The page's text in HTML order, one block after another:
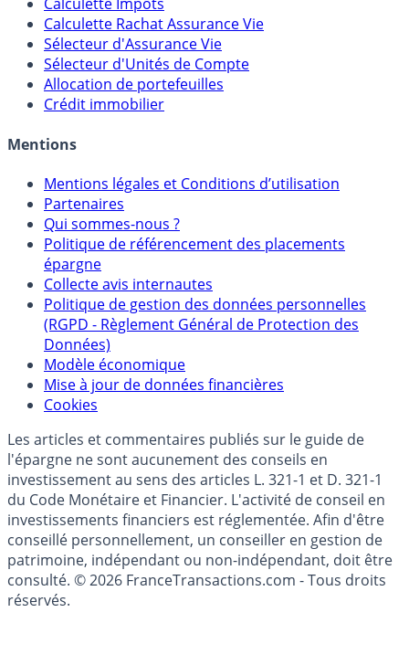
Calculateur d'intérêts
Calculette Impôts
Calculette Rachat Assurance Vie
Sélecteur d'Assurance Vie
Sélecteur d'Unités de Compte
Allocation de portefeuilles
Mentions légales et Conditions d’utilisation
Partenaires
Qui sommes-nous ?
Politique de référencement des placements
épargne
Collecte avis internautes
Politique de gestion des données personnelles
(RGPD - Règlement Général de Protection des
Données)
Modèle économique
Mise à jour de données financières
Cookies
Les articles et commentaires publiés sur le guide de
l'épargne ne sont aucunement des conseils en
investissement au sens des articles L. 321-1 et D. 321-1
du Code Monétaire et Financier. L'activité de conseil en
investissements financiers est réglementée. Afin d'être
conseillé personnellement, un conseiller en gestion de
patrimoine, indépendant ou non-indépendant, doit être
consulté. © 2026 FranceTransactions.com - Tous droits